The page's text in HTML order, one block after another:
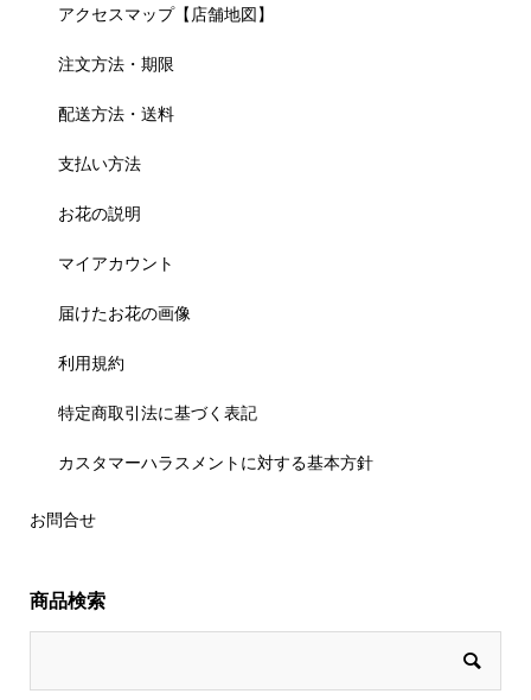
アクセスマップ【店舗地図】
注文方法・期限
配送方法・送料
支払い方法
お花の説明
マイアカウント
届けたお花の画像
利用規約
特定商取引法に基づく表記
カスタマーハラスメントに対する基本方針
お問合せ
商品検索